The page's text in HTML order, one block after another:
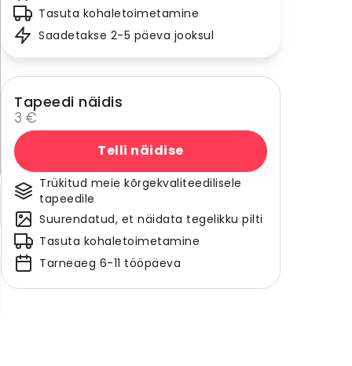
Tasuta kohaletoimetamine
Saadetakse 2-5 päeva jooksul
Tapeedi näidis
3 €
Telli näidise
Trükitud meie kõrgekvaliteedilisele
tapeedile
Suurendatud, et näidata tegelikku pilti
Tasuta kohaletoimetamine
Tarneaeg 6-11 tööpäeva